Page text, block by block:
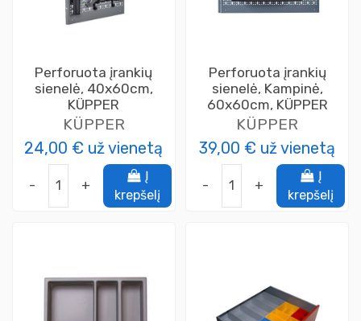
Perforuota įrankių
sienelė, 40x60cm,
KÜPPER
KÜPPER
24,00 € už vienetą
- +
Į
krepšelį
Perforuota įrankių
sienelė, Kampinė,
60x60cm, KÜPPER
KÜPPER
39,00 € už vienetą
- +
Į
krepšelį